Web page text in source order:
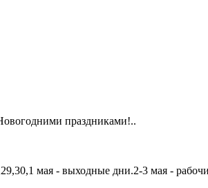
праздниками!..
мая - выходные дни.2-3 мая -